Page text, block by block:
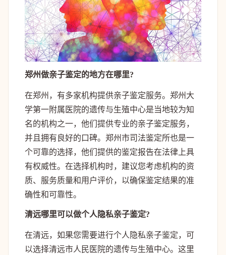
郑州做亲子鉴定的地方在哪里?
在郑州，有多家机构提供亲子鉴定服务。郑州大
学第一附属医院的遗传与生殖中心是当地较为知
名的机构之一，他们提供专业的亲子鉴定服务，
并且拥有良好的口碑。郑州市司法鉴定所也是一
个可靠的选择，他们提供的鉴定报告在法律上具
有权威性。在选择机构时，建议您考虑机构的资
质、服务质量和用户评价，以确保鉴定结果的准
确性和可靠性。
清远哪里可以做个人隐私亲子鉴定?
在清远，如果您需要进行个人隐私亲子鉴定，可
以选择清远市人民医院的遗传与生殖中心。这里